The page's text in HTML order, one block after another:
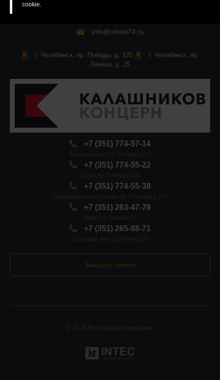
cookie.
info@ohota74.ru
г. Челябинск, пр. Победы, д. 125
г. Челябинск, пр.
Ленина, д. 25
+7 (351) 774-57-14
+7 (351) 774-55-22
+7 (351) 774-55-38
+7 (351) 263-47-79
+7 (351) 265-88-71
Заказать звонок
© 2026 Все права защищены.